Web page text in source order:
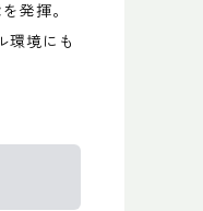
発揮。
環境にも